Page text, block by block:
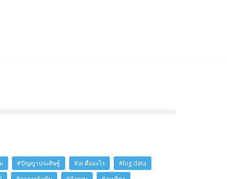
#ปัญญาประดิษฐ์ #ai คืออะไร
#big data